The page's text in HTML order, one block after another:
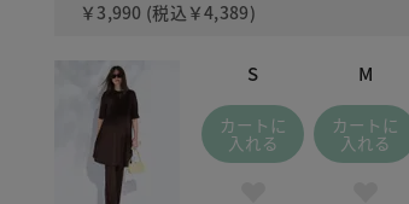
￥3,990 (税込 ￥4,389)
S
カートに
入れる
M
カートに
入れる